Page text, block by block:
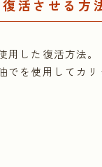
活させる方
用した復活方法。
でを使用してカリ